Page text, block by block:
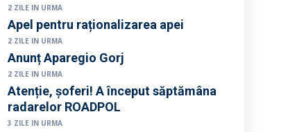
2 ZILE IN URMA
Apel pentru raționalizarea apei
2 ZILE IN URMA
Anunț Aparegio Gorj
2 ZILE IN URMA
Atenție, șoferi! A început săptămâna
radarelor ROADPOL
3 ZILE IN URMA